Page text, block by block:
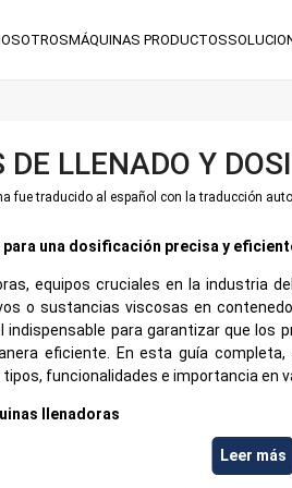
MÁQUINAS PRODUCTOS
LLENADO Y
fue traducido al español con la traducción
para una dosificación precisa y
equipos cruciales en la industria
o sustancias viscosas en
indispensable para garantizar que los
eficiente. En esta guía
funcionalidades e importancia en
llenadoras
también conocidas como
al automatizar la tarea de llenar
Leer más